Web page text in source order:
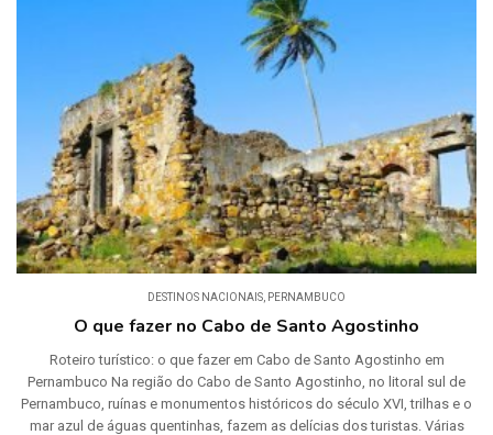
DESTINOS NACIONAIS PERNAMBUCO
O que fazer no Cabo de Santo Agostinho
Roteiro turístico: o que fazer em Cabo de Santo Agostinho em
Pernambuco Na região do Cabo de Santo Agostinho, no litoral sul de
Pernambuco, ruínas e monumentos históricos do século XVI, trilhas e o
mar azul de águas quentinhas, fazem as delícias dos turistas. Várias